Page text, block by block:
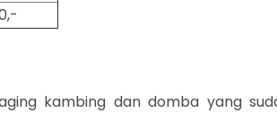
kambing dan domba yang